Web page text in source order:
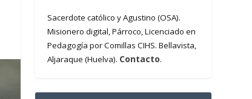
Sacerdote católico y Agustino (OSA).
Misionero digital, Párroco, Licenciado en
Pedagogía por Comillas CIHS. Bellavista,
Aljaraque (Huelva). Contacto.